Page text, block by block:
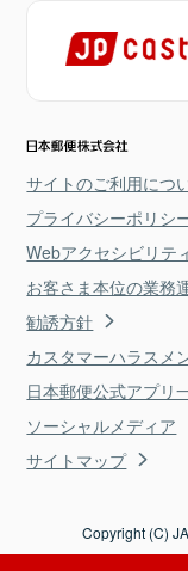
サイトのご利用につ
プライバシーポリシ
Webアクセシビリテ
お客さま本位の業務
勧誘方針
カスタマーハラスメ
日本郵便公式アプリ
ソーシャルメディア
サイトマップ
Copyright (C)